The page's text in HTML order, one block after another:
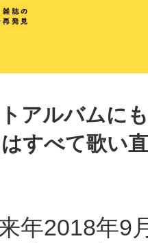
アルバムに
すべて歌い
年2018年9